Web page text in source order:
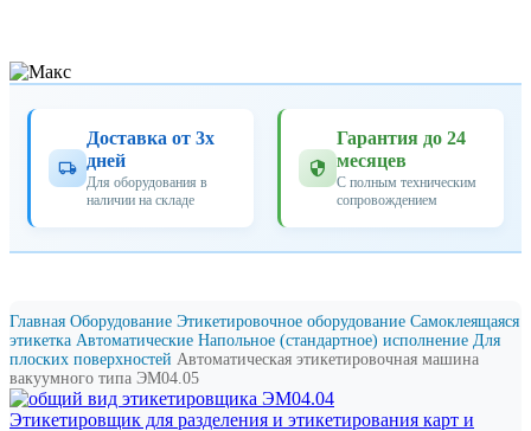
Доставка от 3х
дней
Для оборудования в
наличии на складе
Гарантия до 24
месяцев
С полным техническим
сопровождением
Главная Оборудование Этикетировочное оборудование Самоклеящаяся
этикетка Автоматические Напольное (стандартное) исполнение Для
плоских поверхностей Автоматическая этикетировочная машина
вакуумного типа ЭМ04.05
Этикетировщик для разделения и этикетирования карт и